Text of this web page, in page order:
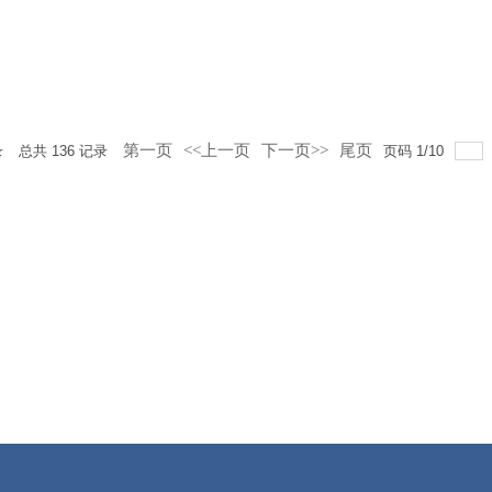
总共 136 记录 第一页 <<上一页 下一页>> 尾页 页码 1/10